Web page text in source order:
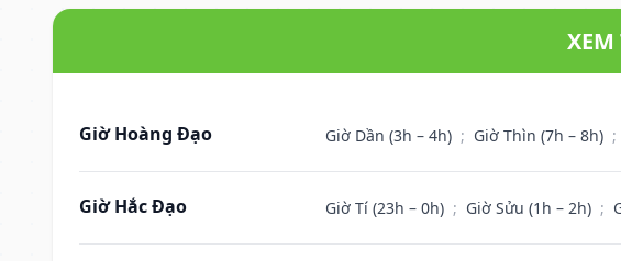
XEM
Giờ Hoàng Đạo Giờ Dần (3h – 4h) ; Giờ Thìn (7h – 8h) ;
Giờ Hắc Đạo Giờ Tí (23h – 0h) ; Giờ Sửu (1h – 2h) ;